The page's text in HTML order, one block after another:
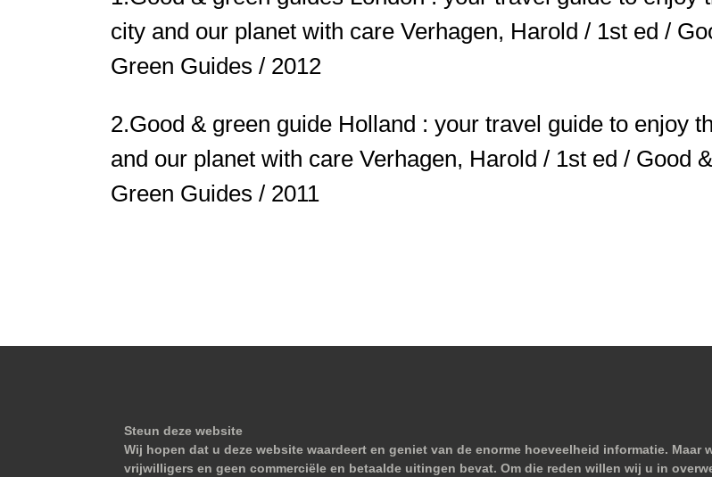
city and our planet with care Verhagen, Harold / 1st ed /
Green Guides / 2012
2.Good & green guide Holland : your travel guide to enjoy
and our planet with care Verhagen, Harold / 1st ed / Good &
Green Guides / 2011
Steun deze website
Wij hopen dat u deze website waardeert en geniet van de enorme hoeveelheid informatie.
vrijwilligers en geen commerciële en betaalde uitingen bevat. Om die reden willen wij u in